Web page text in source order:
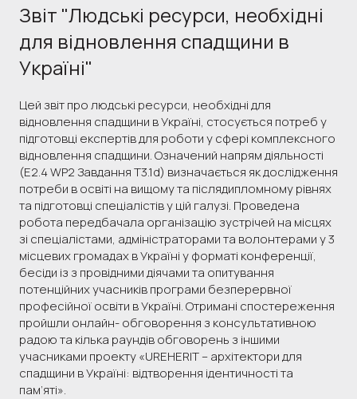
Звіт "Людські ресурси, необхідні
для відновлення спадщини в
Україні"
Цей звіт про людські ресурси, необхідні для
відновлення спадщини в Україні, стосується потреб у
підготовці експертів для роботи у сфері комплексного
відновлення спадщини. Означений напрям діяльності
(E2.4 WP2 Завдання T3.1d) визначається як дослідження
потреби в освіті на вищому та післядипломному рівнях
та підготовці спеціалістів у цій галузі. Проведена
робота передбачала організацію зустрічей на місцях
зі спеціалістами, адміністраторами та волонтерами у 3
місцевих громадах в Україні у форматі конференції,
бесіди із з провідними діячами та опитування
потенційних учасників програми безперервної
професійної освіти в Україні. Отримані спостереження
пройшли онлайн- обговорення з консультативною
радою та кілька раундів обговорень з іншими
учасниками проекту «UREHERIT – архітектори для
спадщини в Україні: відтворення ідентичності та
пам’яті».